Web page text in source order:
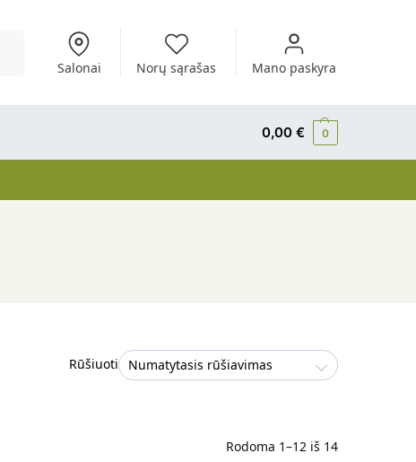
Salonai Norų sąrašas Mano paskyra
0,00€ 0
Rūšiuoti Numatytasis rūšiavimas
Rodoma 1–12 iš 14